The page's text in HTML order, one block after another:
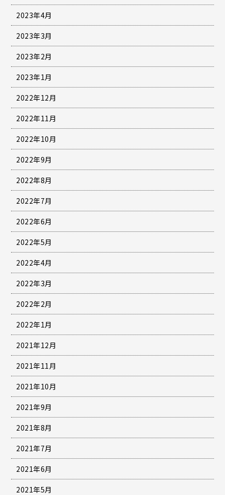
2023年4月
2023年3月
2023年2月
2023年1月
2022年12月
2022年11月
2022年10月
2022年9月
2022年8月
2022年7月
2022年6月
2022年5月
2022年4月
2022年3月
2022年2月
2022年1月
2021年12月
2021年11月
2021年10月
2021年9月
2021年8月
2021年7月
2021年6月
2021年5月